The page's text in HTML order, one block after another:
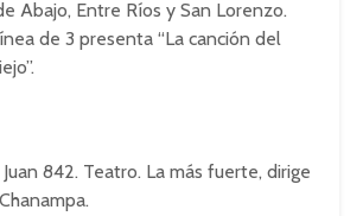
Abajo, Entre Ríos y San Lorenzo.
de 3 presenta “La canción del
Juan 842. Teatro. La más fuerte, dirige